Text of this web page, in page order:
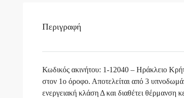
Περιγραφή
Κωδικός ακινήτου: 1-12040 – Ηράκλειο
στον 1ο όροφο. Αποτελείται από 3
ενεργειακή κλάση Δ και διαθέτει θέρμανση